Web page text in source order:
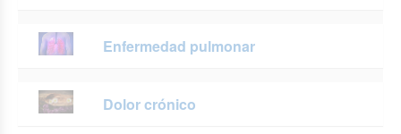
Enfermedad pulmonar
Dolor crónico